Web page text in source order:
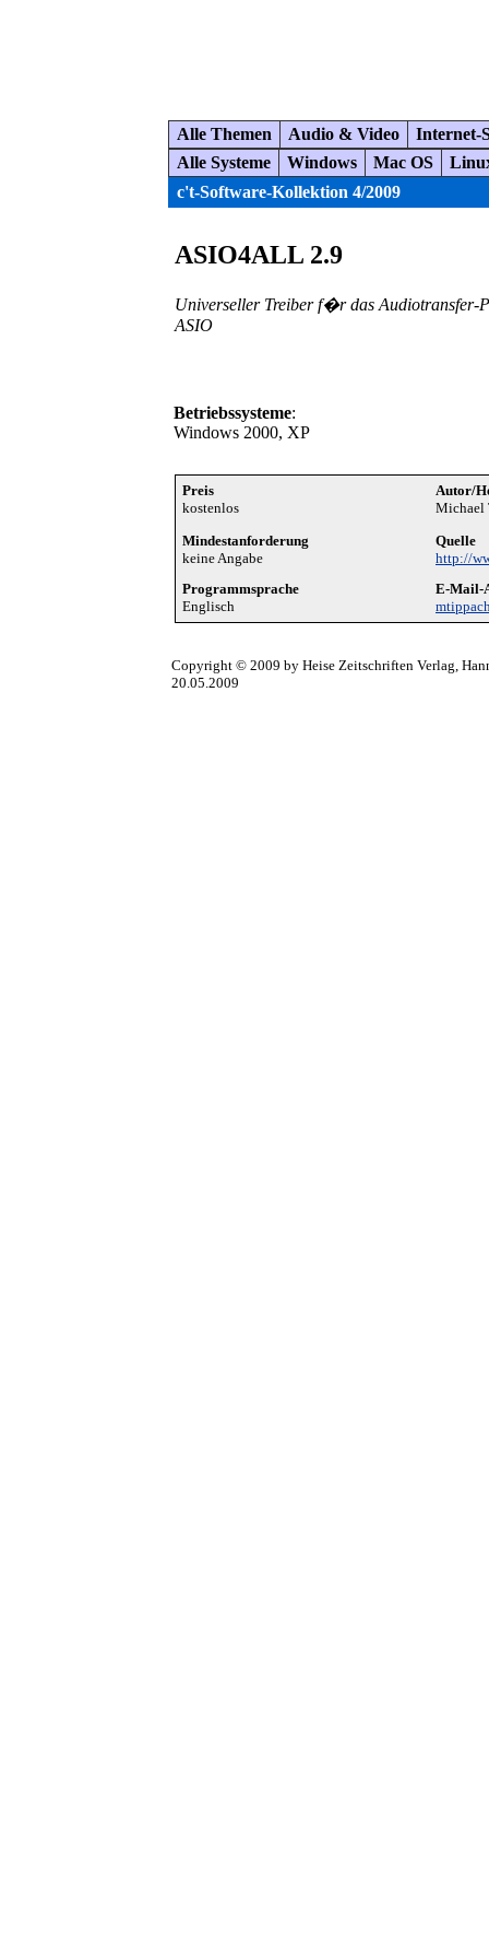
Alle Themen Audio & Video
Internet-
Alle Systeme
Windows Mac OS
c't-Software-Kollektion 4/2009
ASIO4ALL 2.9
Universeller Treiber f�r das Audiotransfer-
ASIO
Betriebssysteme:
Windows 2000, XP
Preis
kostenlos
Autor/
Michael
Mindestanforderung
keine Angabe
Quelle
http://
Programmsprache
Englisch
E-Mail-
Copyright © 2009 by Heise Zeitschriften Verlag,
20.05.2009